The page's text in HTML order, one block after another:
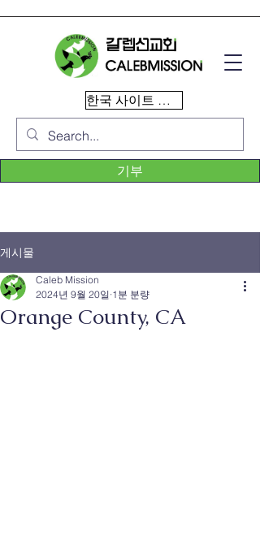
한국 사이트 이동
기부
게시물
Orange County, CA
Caleb Mission
2024년 9월 20일 1분 분량